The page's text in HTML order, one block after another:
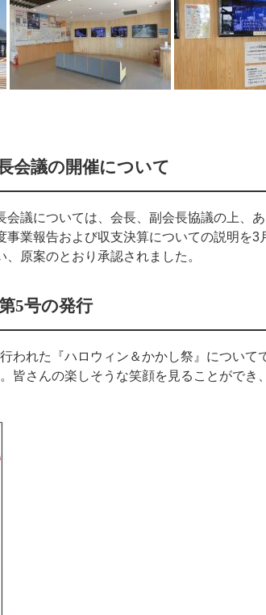
会議の開催について
会議については、会長、副会長協議の上、
事業報告および収支決算についての説明を3
原案のとおり承認されました。
5号の発行
われた『ハロウィン＆かかし祭』について
皆さんの楽しそうな笑顔を見ることができ